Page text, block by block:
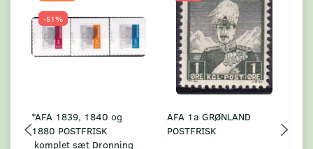
-51%
*AFA 1839, 1840 og
1880 POSTFRISK
komplet sæt Dronning
AFA 1a GRØNLAND
POSTFRISK